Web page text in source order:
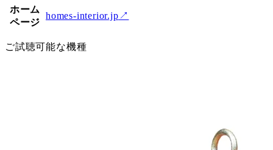
ホーム
ページ
homes-interior.jp ↗
ご試聴可能な機種